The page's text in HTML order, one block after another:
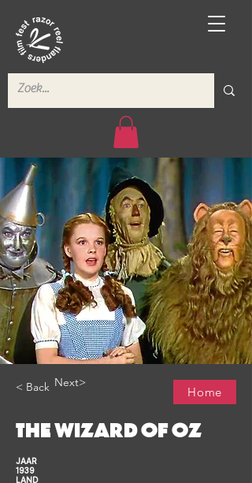
< Back Next>
Home
THE WIZARD OF OZ
JAAR
1939
LAND